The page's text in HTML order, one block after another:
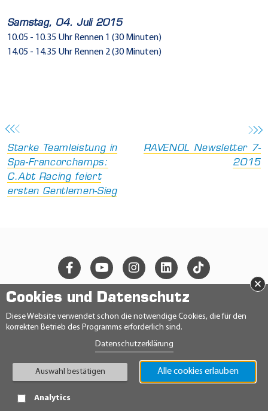
Samstag, 04. Juli 2015
10.05 - 10.35 Uhr Rennen 1 (30 Minuten)
14.05 - 14.35 Uhr Rennen 2 (30 Minuten)
Starke Teamleistung in
Spa-Francorchamps:
C.Abt Racing feiert
ersten Gentlemen-Sieg
RAVENOL Newsletter 7-
2015
Cookies und Datenschutz
Diese Website verwendet schon die notwendige Cookies, die für den
korrekten Betrieb des Programms erforderlich sind.
Datenschutzerklärung
Auswahl bestätigen Alle cookies erlauben
×
Analytics
© 2026 Ravensberger Schmierstoffvertrieb GmbH
DATENSCHUTZERKLÄRUNG
IMPRESSUM
TEILNAHMEBEDINGUNGEN